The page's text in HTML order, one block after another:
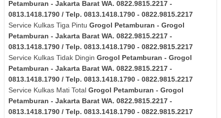
Petamburan - Jakarta Barat WA. 0822.9815.2217 -
0813.1418.1790 / Telp. 0813.1418.1790 - 0822.9815.2217
Service Kulkas Tiga Pintu Grogol Petamburan - Grogol
Petamburan - Jakarta Barat WA. 0822.9815.2217 -
0813.1418.1790 / Telp. 0813.1418.1790 - 0822.9815.2217
Service Kulkas Tidak Dingin Grogol Petamburan - Grogol
Petamburan - Jakarta Barat WA. 0822.9815.2217 -
0813.1418.1790 / Telp. 0813.1418.1790 - 0822.9815.2217
Service Kulkas Mati Total Grogol Petamburan - Grogol
Petamburan - Jakarta Barat WA. 0822.9815.2217 -
0813.1418.1790 / Telp. 0813.1418.1790 - 0822.9815.2217